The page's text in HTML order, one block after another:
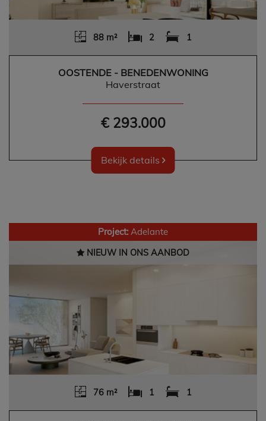
88 m² 2 1
OOSTENDE - BENEDENWONING
Haverstraat
€ 293.000
Bekijk details
Project: Adelante
NIEUW IN ONS AANBOD
76 m² 1 1